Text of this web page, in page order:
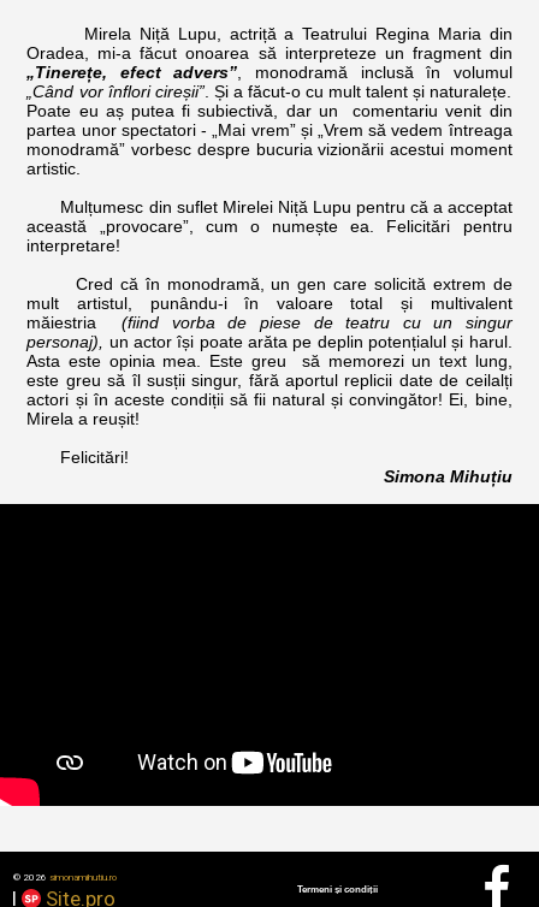
Mirela Niță Lupu, actriță a Teatrului Regina Maria din
Oradea, mi-a făcut onoarea să interpreteze un fragment din
„Tinerețe, efect advers” , monodramă inclusă în volumul
„Când vor înflori cireșii”. Și a făcut-o cu mult talent și naturalețe.
Poate eu aș putea fi subiectivă, dar un comentariu venit din
partea unor spectatori - „Mai vrem” și „Vrem să vedem întreaga
monodramă” vorbesc despre bucuria vizionării acestui moment
artistic.
Mulțumesc din suflet Mirelei Niță Lupu pentru că a acceptat
această „provocare”, cum o numește ea. Felicitări pentru
interpretare!
Cred că în monodramă, un gen care solicită extrem de
mult artistul, punându-i în valoare total și multivalent
măiestria(fiind vorba de piese de teatru cu un singur
personaj),
un actor își poate arăta pe deplin potențialul și harul.
Asta este opinia mea. Este greu să memorezi un text lung,
este greu să îl susții singur, fără aportul replicii date de ceilalți
actori și în aceste condiții să fii natural și convingător! Ei, bine,
Mirela a reușit!
Felicitări!
Simona Mihuțiu
© 2026 simonamihutiu.ro
I Site.pro Termeni și condiții 